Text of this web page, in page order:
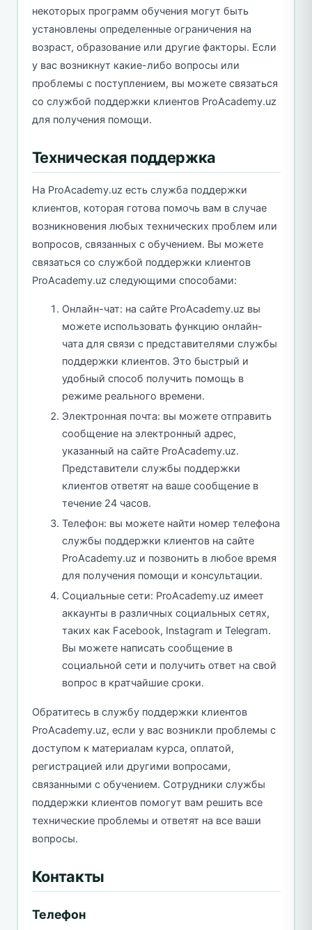
некоторых программ обучения могут быть
установлены определенные ограничения на
возраст, образование или другие факторы. Если
у вас возникнут какие-либо вопросы или
проблемы с поступлением, вы можете связаться
со службой поддержки клиентов ProAcademy.uz
для получения помощи.
Техническая поддержка
На ProAcademy.uz есть служба поддержки
клиентов, которая готова помочь вам в случае
возникновения любых технических проблем или
вопросов, связанных с обучением. Вы можете
связаться со службой поддержки клиентов
ProAcademy.uz следующими способами:
Онлайн-чат: на сайте ProAcademy.uz вы
можете использовать функцию онлайн-
чата для связи с представителями службы
поддержки клиентов. Это быстрый и
удобный способ получить помощь в
режиме реального времени.
Электронная почта: вы можете отправить
сообщение на электронный адрес,
указанный на сайте ProAcademy.uz.
Представители службы поддержки
клиентов ответят на ваше сообщение в
течение 24 часов.
Телефон: вы можете найти номер телефона
службы поддержки клиентов на сайте
ProAcademy.uz и позвонить в любое время
для получения помощи и консультации.
Социальные сети: ProAcademy.uz имеет
аккаунты в различных социальных сетях,
таких как Facebook, Instagram и Telegram.
Вы можете написать сообщение в
социальной сети и получить ответ на свой
вопрос в кратчайшие сроки.
Обратитесь в службу поддержки клиентов
ProAcademy.uz, если у вас возникли проблемы с
доступом к материалам курса, оплатой,
регистрацией или другими вопросами,
связанными с обучением. Сотрудники службы
поддержки клиентов помогут вам решить все
технические проблемы и ответят на все ваши
вопросы.
Контакты
Телефон